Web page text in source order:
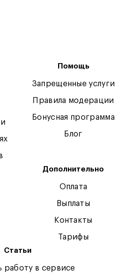
Помощь
Запрещенные услуги
Правила модерации
Бонусная программа
Блог
Дополнительно
Оплата
Выплаты
Контакты
Тарифы
Статьи
работу в сервисе